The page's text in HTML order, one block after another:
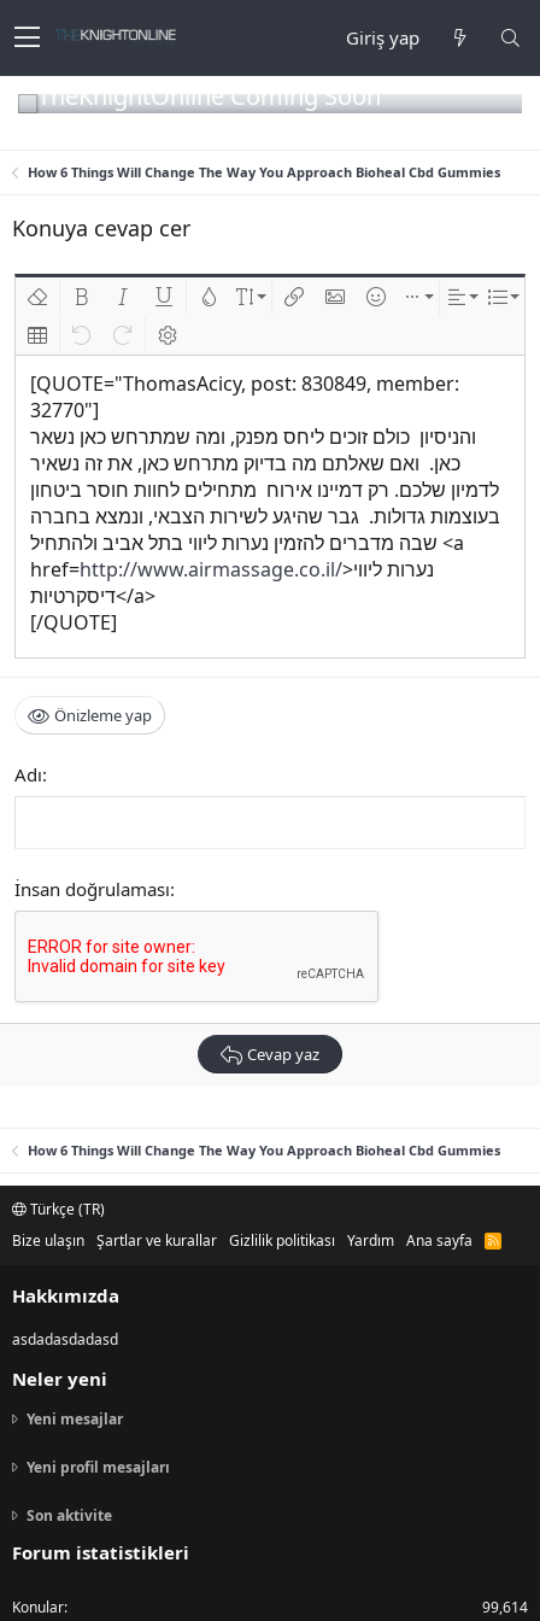
Giriş yap
TheKnightOnline Coming Soon
How 6 Things Will Change The Way You Approach Bioheal Cbd Gummies
Konuya cevap cer
Biçimlendirmeyi kaldır
Kalın Yatık Altını çiz
[QUOTE="ThomasAcicy, post: 830849, member:
32770"]
והניסיון כולם זוכים ליחס מפנק, ומה שמתרחש כאן נשאר
כאן. ואם שאלתם מה בדיוק מתרחש כאן, את זה נשאיר
לדמיון שלכם. רק דמיינו אירוח מתחילים לחוות חוסר ביטחון
בעוצמות גדולות. גבר שהיגע לשירות הצבאי, ונמצא בחברה
שבה מדברים להזמין נערות ליווי בתל אביב ולהתחיל <a
href=http://www.airmassage.co.il/>נערות ליווי
דיסקרטיות</a>
[/QUOTE]
Önizleme yap
Adı
İnsan doğrulaması
Cevap yaz
How 6 Things Will Change The Way You Approach Bioheal Cbd Gummies
Türkçe (TR)
Bize ulaşın Şartlar ve kurallar Gizlilik politikası Yardım Ana sayfa
R
Hakkımızda
asdadasdadasd
Neler yeni
Yeni mesajlar
Yeni profil mesajları
Son aktivite
Forum istatistikleri
Konular 99,614